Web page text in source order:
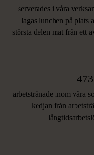
serverades i våra
lagas lunchen på plats
största delen mat från ett
arbetstränade inom våra
kedjan från